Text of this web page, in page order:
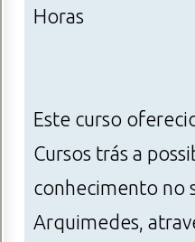
Horas
Este curso
Cursos trás a
conhecimento no
Arquimedes,